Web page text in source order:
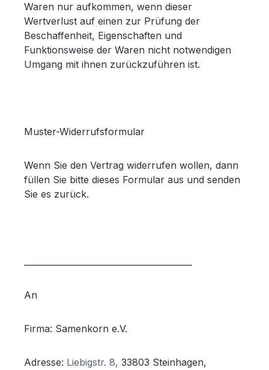
Waren nur aufkommen, wenn dieser
Wertverlust auf einen zur Prüfung der
Beschaffenheit, Eigenschaften und
Funktionsweise der Waren nicht notwendigen
Umgang mit ihnen zurückzuführen ist.
Muster-Widerrufsformular
Wenn Sie den Vertrag widerrufen wollen, dann
füllen Sie bitte dieses Formular aus und senden
Sie es zurück.
An
Firma: Samenkorn e.V.
Adresse: Liebigstr. 8, 33803 Steinhagen,